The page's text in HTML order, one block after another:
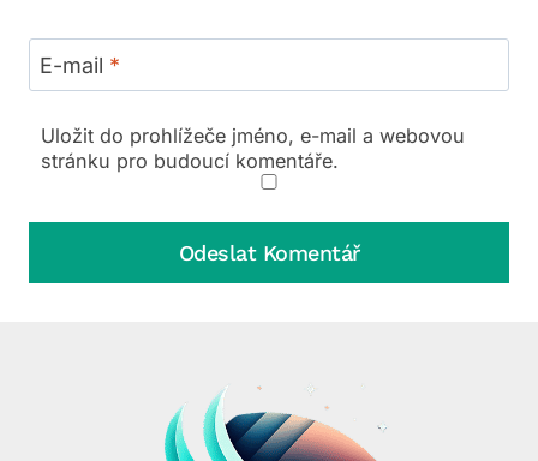
E-mail *
Uložit do prohlížeče jméno, e-mail a webovou
stránku pro budoucí komentáře.